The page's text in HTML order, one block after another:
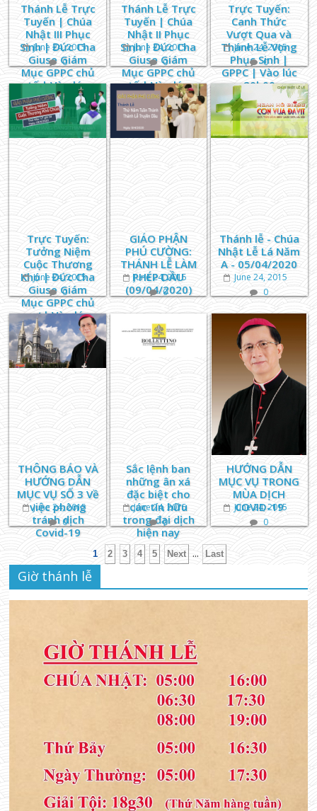
Thánh Lễ Trực
Tuyến | Chúa
Nhật III Phục
Sinh | Đức Cha
Giuse Giám
Mục GPPC chủ
tế | Vào lúc
05h00
June 24, 2015
0
Thánh Lễ Trực
Tuyến | Chúa
Nhật II Phục
Sinh | Đức Cha
Giuse Giám
Mục GPPC chủ
tế | Vào lúc
05h00
June 24, 2015
0
Trực Tuyến:
Canh Thức
Vượt Qua và
Thánh Lễ Vọng
Phục Sinh |
GPPC | Vào lúc
20h00
June 24, 2015
0
Trực Tuyến:
Tưởng Niệm
Cuộc Thương
Khó | Đức Cha
Giuse Giám
Mục GPPC chủ
sự | Vào lúc
17h30
June 24, 2015
0
GIÁO PHẬN
PHÚ CƯỜNG:
THÁNH LỄ LÀM
PHÉP DẦU
(09/04/2020)
June 24, 2015
0
Thánh lễ - Chúa
Nhật Lễ Lá Năm
A - 05/04/2020
June 24, 2015
0
THÔNG BÁO VÀ
HƯỚNG DẪN
MỤC VỤ SỐ 3 Về
việc phòng
tránh dịch
Covid-19
June 24, 2015
0
Sắc lệnh ban
những ân xá
đặc biệt cho
các tín hữu
trong đại dịch
hiện nay
June 24, 2015
0
HƯỚNG DẪN
MỤC VỤ TRONG
MÙA DỊCH
COVID-19
June 24, 2015
0
1 2 3 4 5 Next ... Last
Giờ thánh lễ